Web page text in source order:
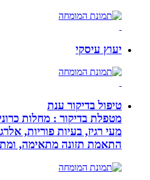
יעוץ עיסקי
טיפול בדיקור ענת
מטפלת בדיקור : מחלות כרוניות
מעי רגיז, בעיות פוריות, אלרגיות
התאמת תזונה מתאימה, ומתן